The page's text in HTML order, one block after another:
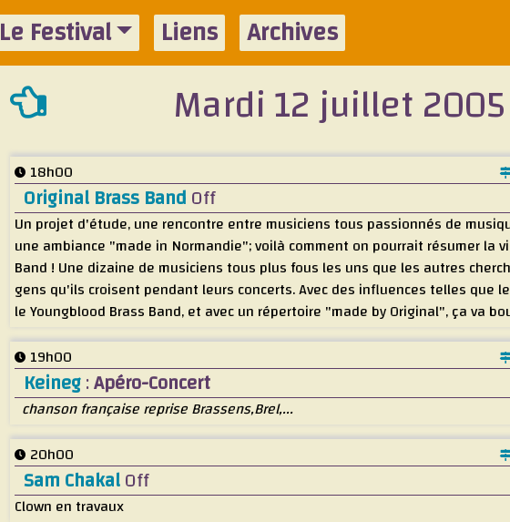
Le Festival Liens Archives
Mardi 12 juillet 2005
18h00
Original Brass BandOff
Un projet d'étude, une rencontre entre musiciens tous passionnés de
une ambiance "made in Normandie"; voilà comment on pourrait résumer la
Band ! Une dizaine de musiciens tous plus fous les uns que les autres
gens qu'ils croisent pendant leurs concerts. Avec des influences telles que
le Youngblood Brass Band, et avec un répertoire "made by Original", ça va
19h00
Keineg:Apéro-Concert
chanson française reprise Brassens,Brel,...
20h00
Sam ChakalOff
Clown en travaux